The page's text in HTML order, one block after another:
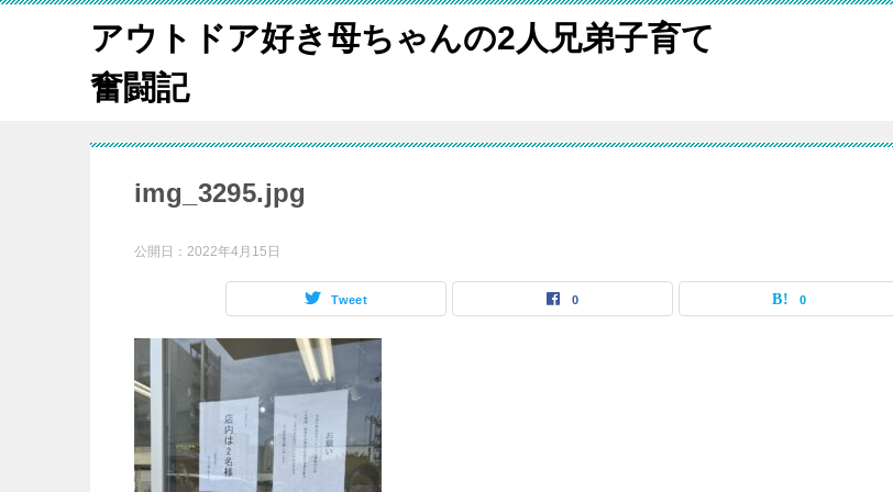
アウトドア好き母ちゃんの2人兄弟子育て
奮闘記
img_3295.jpg
公開日： 2022年4月15日
Tweet 0 0